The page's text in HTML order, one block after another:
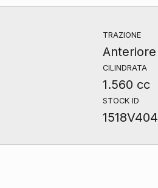
TRAZIONE
Anteriore
CILINDRATA
1.560 cc
STOCK ID
1518V404